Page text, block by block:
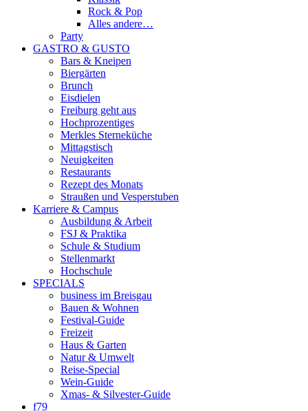
Rock & Pop
Alles andere…
Party
GASTRO & GUSTO
Bars & Kneipen
Biergärten
Brunch
Eisdielen
Freiburg geht aus
Hochprozentiges
Merkles Sterneküche
Mittagstisch
Neuigkeiten
Restaurants
Rezept des Monats
Straußen und Vesperstuben
Karriere & Campus
Ausbildung & Arbeit
FSJ & Praktika
Schule & Studium
Stellenmarkt
Hochschule
SPECIALS
business im Breisgau
Bauen & Wohnen
Festival-Guide
Freizeit
Haus & Garten
Natur & Umwelt
Reise-Special
Wein-Guide
Xmas- & Silvester-Guide
f79